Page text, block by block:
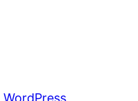
WordPress